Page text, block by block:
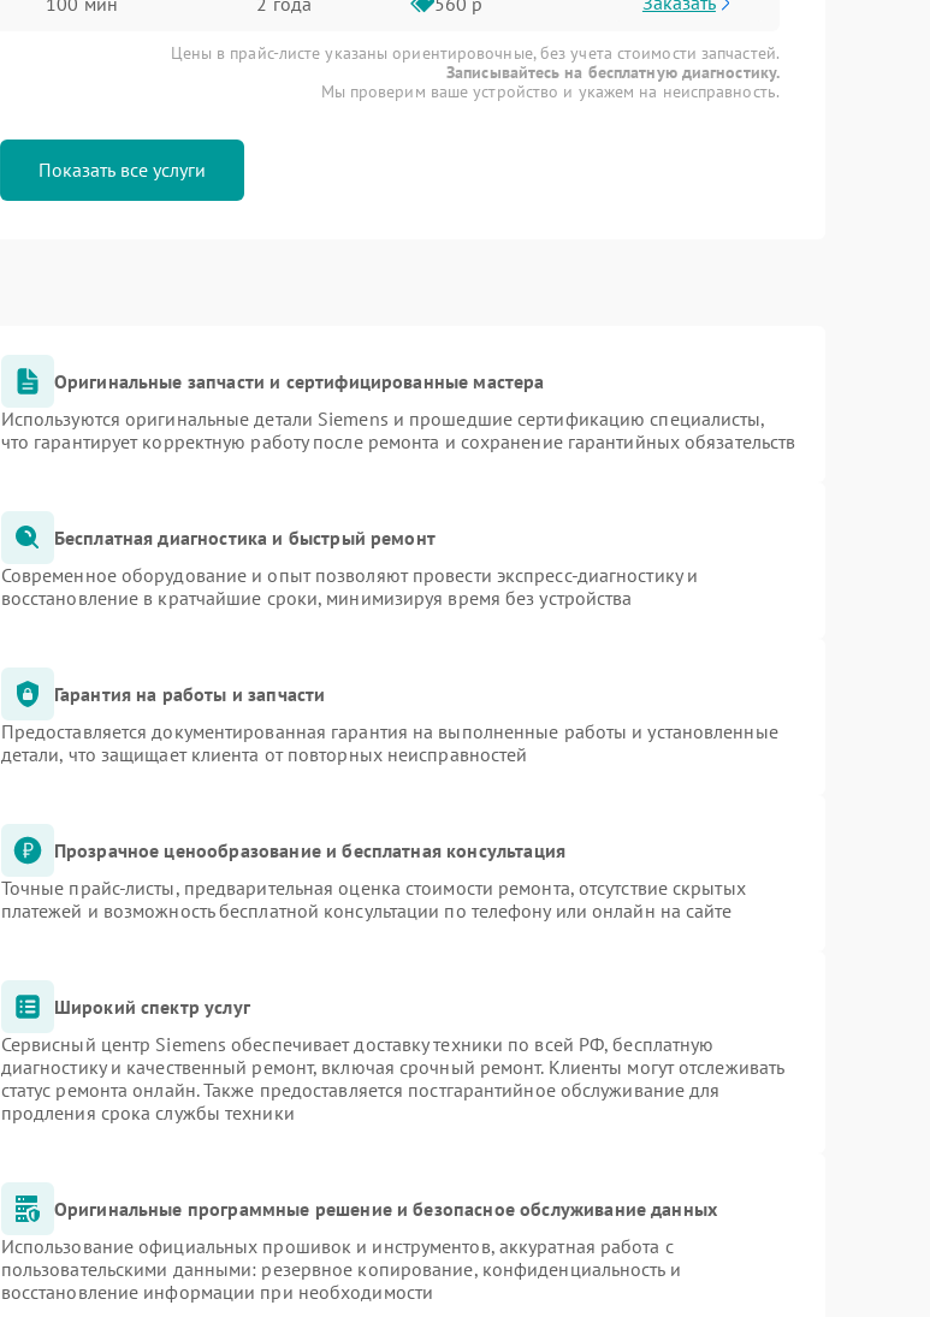
Цены в прайс-листе указаны ориентировочные, без учета стоимости запчастей.
Записывайтесь на бесплатную диагностику.
Мы проверим ваше устройство и укажем на неисправность.
Показать все услуги
Оригинальные запчасти и сертифицированные мастера
Используются оригинальные детали Siemens и прошедшие сертификацию специалисты,
что гарантирует корректную работу после ремонта и сохранение гарантийных обязательств
Бесплатная диагностика и быстрый ремонт
Современное оборудование и опыт позволяют провести экспресс-диагностику и
восстановление в кратчайшие сроки, минимизируя время без устройства
Гарантия на работы и запчасти
Предоставляется документированная гарантия на выполненные работы и установленные
детали, что защищает клиента от повторных неисправностей
Прозрачное ценообразование и бесплатная консультация
Точные прайс-листы, предварительная оценка стоимости ремонта, отсутствие скрытых
платежей и возможность бесплатной консультации по телефону или онлайн на сайте
Широкий спектр услуг
Сервисный центр Siemens обеспечивает доставку техники по всей РФ, бесплатную
диагностику и качественный ремонт, включая срочный ремонт. Клиенты могут отслеживать
статус ремонта онлайн. Также предоставляется постгарантийное обслуживание для
продления срока службы техники
Оригинальные программные решение и безопасное обслуживание данных
Использование официальных прошивок и инструментов, аккуратная работа с
пользовательскими данными: резервное копирование, конфиденциальность и
восстановление информации при необходимости